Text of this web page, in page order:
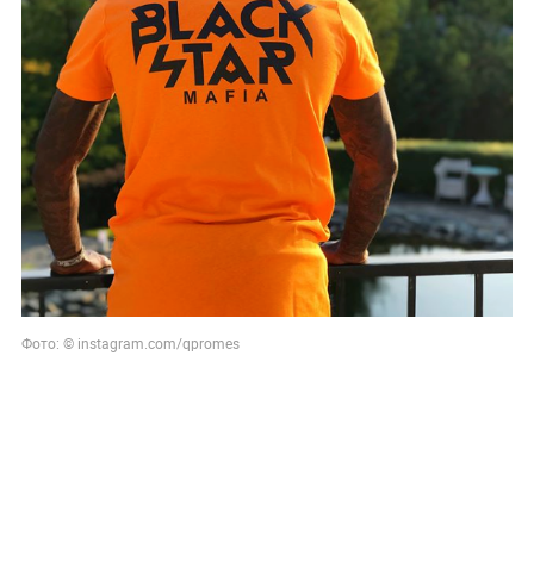
Фото: © instagram.com/qpromes